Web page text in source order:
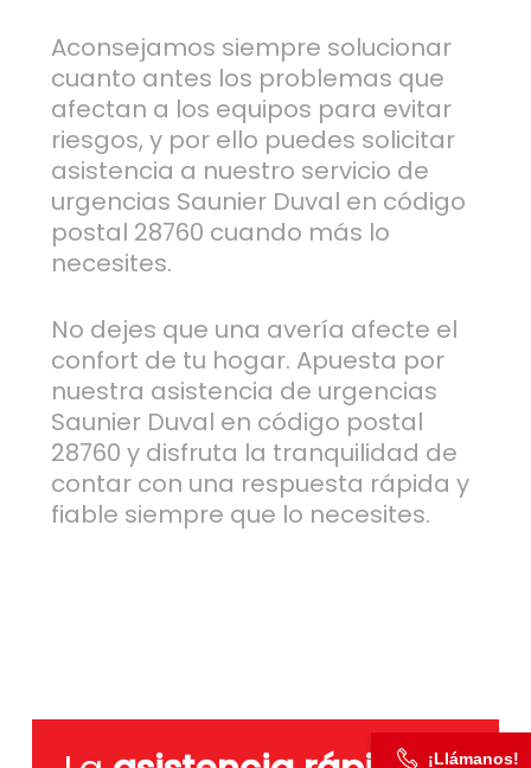
Aconsejamos siempre solucionar
cuanto antes los problemas que
afectan a los equipos para evitar
riesgos, y por ello puedes solicitar
asistencia a nuestro servicio de
urgencias Saunier Duval en código
postal 28760 cuando más lo
necesites.
No dejes que una avería afecte el
confort de tu hogar. Apuesta por
nuestra asistencia de urgencias
Saunier Duval en código postal
28760 y disfruta la tranquilidad de
contar con una respuesta rápida y
fiable siempre que lo necesites.
¡Llámanos!